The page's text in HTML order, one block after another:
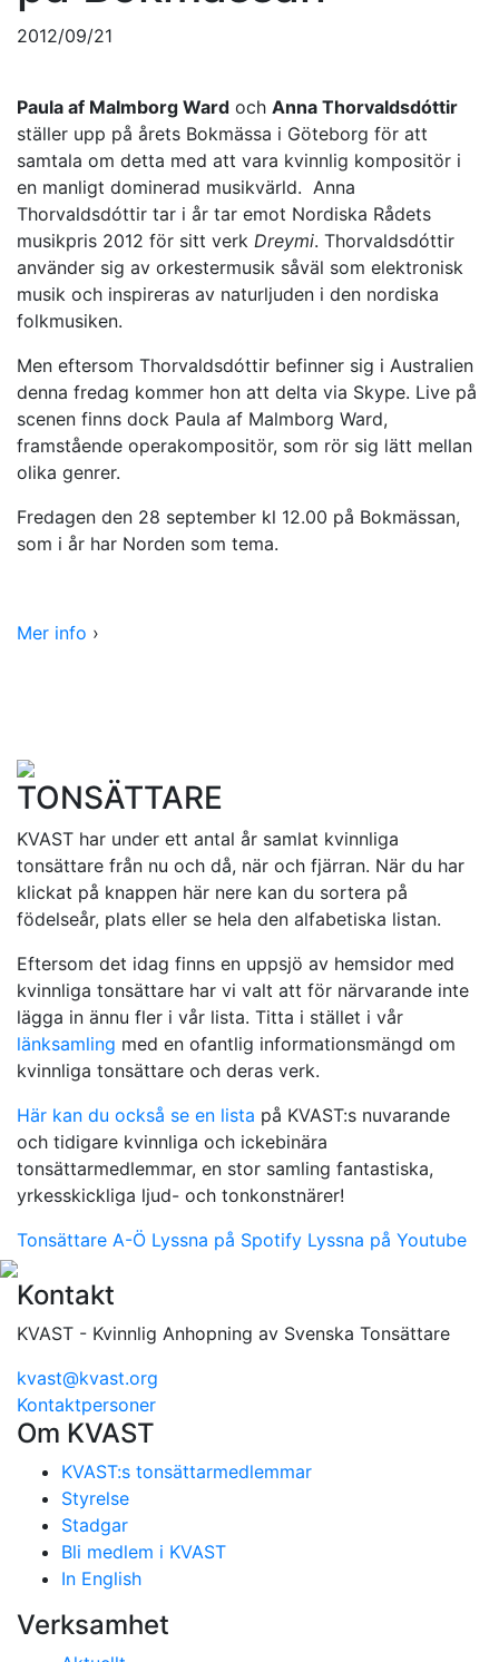
2012/09/21
Paula af Malmborg Ward och Anna Thorvaldsdóttir
ställer upp på årets Bokmässa i Göteborg för att
samtala om detta med att vara kvinnlig kompositör i
en manligt dominerad musikvärld. Anna
Thorvaldsdóttir tar i år tar emot Nordiska Rådets
musikpris 2012 för sitt verk Dreymi. Thorvaldsdóttir
använder sig av orkestermusik såväl som elektronisk
musik och inspireras av naturljuden i den nordiska
folkmusiken.
Men eftersom Thorvaldsdóttir befinner sig i Australien
denna fredag kommer hon att delta via Skype. Live på
scenen finns dock Paula af Malmborg Ward,
framstående operakompositör, som rör sig lätt mellan
olika genrer.
Fredagen den 28 september kl 12.00 på Bokmässan,
som i år har Norden som tema.
Mer info ›
TONSÄTTARE
KVAST har under ett antal år samlat kvinnliga
tonsättare från nu och då, när och fjärran. När du har
klickat på knappen här nere kan du sortera på
födelseår, plats eller se hela den alfabetiska listan.
Eftersom det idag finns en uppsjö av hemsidor med
kvinnliga tonsättare har vi valt att för närvarande inte
lägga in ännu fler i vår lista. Titta i stället i vår
länksamling med en ofantlig informationsmängd om
kvinnliga tonsättare och deras verk.
Här kan du också se en lista på KVAST:s nuvarande
och tidigare kvinnliga och ickebinära
tonsättarmedlemmar, en stor samling fantastiska,
yrkesskickliga ljud- och tonkonstnärer!
Tonsättare A-Ö Lyssna på Spotify Lyssna på Youtube
Kontakt
KVAST - Kvinnlig Anhopning av Svenska Tonsättare
kvast@kvast.org
Kontaktpersoner
Om KVAST
KVAST:s tonsättarmedlemmar
Styrelse
Stadgar
Bli medlem i KVAST
In English
Verksamhet